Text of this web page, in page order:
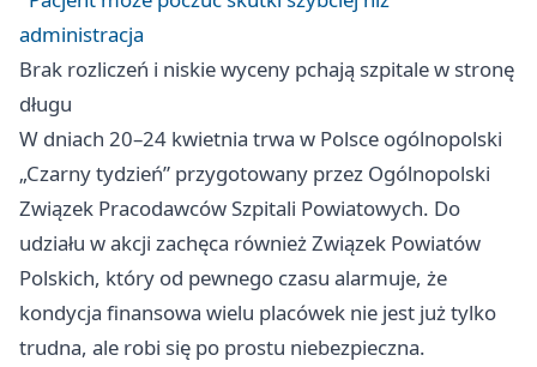
administracja
Brak rozliczeń i niskie wyceny pchają szpitale w stronę
długu
W dniach 20–24 kwietnia trwa w Polsce ogólnopolski
„Czarny tydzień” przygotowany przez Ogólnopolski
Związek Pracodawców Szpitali Powiatowych. Do
udziału w akcji zachęca również Związek Powiatów
Polskich, który od pewnego czasu alarmuje, że
kondycja finansowa wielu placówek nie jest już tylko
trudna, ale robi się po prostu niebezpieczna.